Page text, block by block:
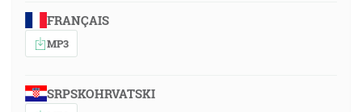
FRANÇAIS
MP3
SRPSKOHRVATSKI